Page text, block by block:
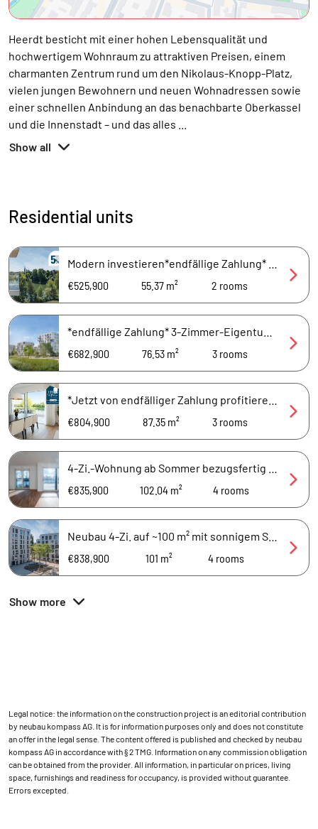
Heerdt besticht mit einer hohen Lebensqualität und
hochwertigem Wohnraum zu attraktiven Preisen, einem
charmanten Zentrum rund um den Nikolaus-Knopp-Platz,
vielen jungen Bewohnern und neuen Wohnadressen sowie
einer schnellen Anbindung an das benachbarte Oberkassel
und die Innenstadt – und das alles
Show all
Residential units
€525,900
55.37 m² 2 rooms
€682,900
76.53 m² 3 rooms
€804,900
87.35 m² 3 rooms
€835,900
102.04 m² 4 rooms
€838,900
101 m² 4 rooms
Show more
Legal notice: the information on the construction project is an editorial contribution
by neubau kompass AG. It is for information purposes only and does not constitute
an offer in the legal sense. The content offered is published and checked by neubau
kompass AG in accordance with § 2 TMG. Information on any commission obligation
can be obtained from the provider. All information, in particular on prices, living
space, furnishings and readiness for occupancy, is provided without guarantee.
Errors excepted.